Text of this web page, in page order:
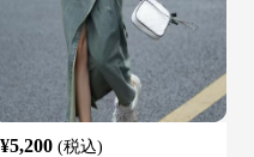
¥5,200 (税込)